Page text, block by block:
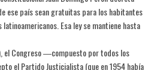
ese país sean gratuitas para los habitantes
Esa ley se mantiene hasta
el Congreso ―compuesto por todos los
el Partido Justicialista (que en 1954 había